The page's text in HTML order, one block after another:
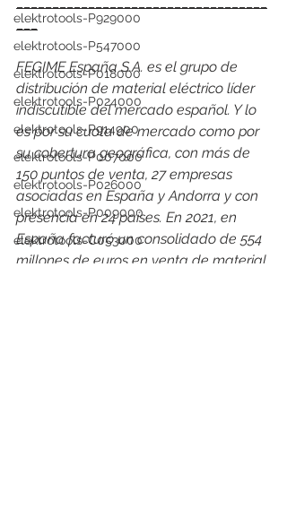
elektrotools-P929000
elektrotools-P547000
elektrotools-P018000
elektrotools-P024000
elektrotools-P914900
elektrotools-P007000
elektrotools-P026000
elektrotools-P009000
elektrotools-C053000
elektrotools-P025000
___
FEGIME España S.A. es el grupo de
distribución de material eléctrico líder
indiscutible del mercado español. Y lo
es por su cuota de mercado como por
su cobertura geográfica, con más de
150 puntos de venta, 27 empresas
asociadas en España y Andorra y con
presencia en 24 países. En 2021, en
España facturó un consolidado de 554
millones de euros en venta de material